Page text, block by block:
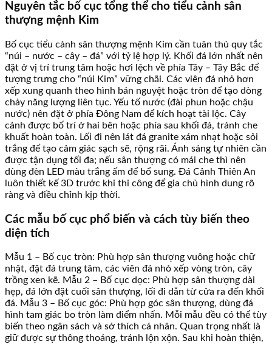
Nguyên tắc bố cục tổng thể cho tiểu cảnh sân
thượng mệnh Kim
Bố cục tiểu cảnh sân thượng mệnh Kim cần tuân thủ quy tắc
“núi – nước – cây – đá” với tỷ lệ hợp lý. Khối đá lớn nhất nên
đặt ở vị trí trung tâm hoặc hơi lệch về phía Tây – Tây Bắc để
tượng trưng cho “núi Kim” vững chãi. Các viên đá nhỏ hơn
xếp xung quanh theo hình bán nguyệt hoặc tròn để tạo dòng
chảy năng lượng liên tục. Yếu tố nước (đài phun hoặc chậu
nước) nên đặt ở phía Đông Nam để kích hoạt tài lộc. Cây
cảnh được bố trí ở hai bên hoặc phía sau khối đá, tránh che
khuất hoàn toàn. Lối đi nên lát đá granite xám nhạt hoặc sỏi
trắng để tạo cảm giác sạch sẽ, rộng rãi. Ánh sáng tự nhiên cần
được tận dụng tối đa; nếu sân thượng có mái che thì nên
dùng đèn LED màu trắng ấm để bổ sung. Đá Cảnh Thiên An
luôn thiết kế 3D trước khi thi công để gia chủ hình dung rõ
ràng và điều chỉnh kịp thời.
Các mẫu bố cục phổ biến và cách tùy biến theo
diện tích
Mẫu 1 – Bố cục tròn: Phù hợp sân thượng vuông hoặc chữ
nhật, đặt đá trung tâm, các viên đá nhỏ xếp vòng tròn, cây
trồng xen kẽ. Mẫu 2 – Bố cục dọc: Phù hợp sân thượng dài
hẹp, đá lớn đặt cuối sân thượng, lối đi dẫn từ cửa ra đến khối
đá. Mẫu 3 – Bố cục góc: Phù hợp góc sân thượng, dùng đá
hình tam giác bo tròn làm điểm nhấn. Mỗi mẫu đều có thể tùy
biến theo ngân sách và sở thích cá nhân. Quan trọng nhất là
giữ được sự thông thoáng, tránh lộn xộn. Sau khi hoàn thiện,